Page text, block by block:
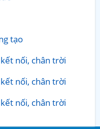
tạo
nối, chân trời
nối, chân trời
nối, chân trời